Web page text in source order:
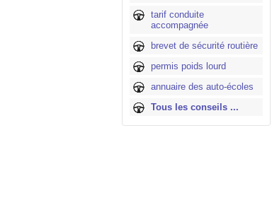
tarif conduite
accompagnée
brevet de sécurité routière
permis poids lourd
annuaire des auto-écoles
Tous les conseils ...